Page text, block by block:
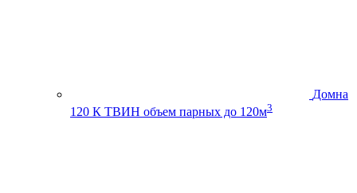
Домна
120 К ТВИН объем парных до 120м3